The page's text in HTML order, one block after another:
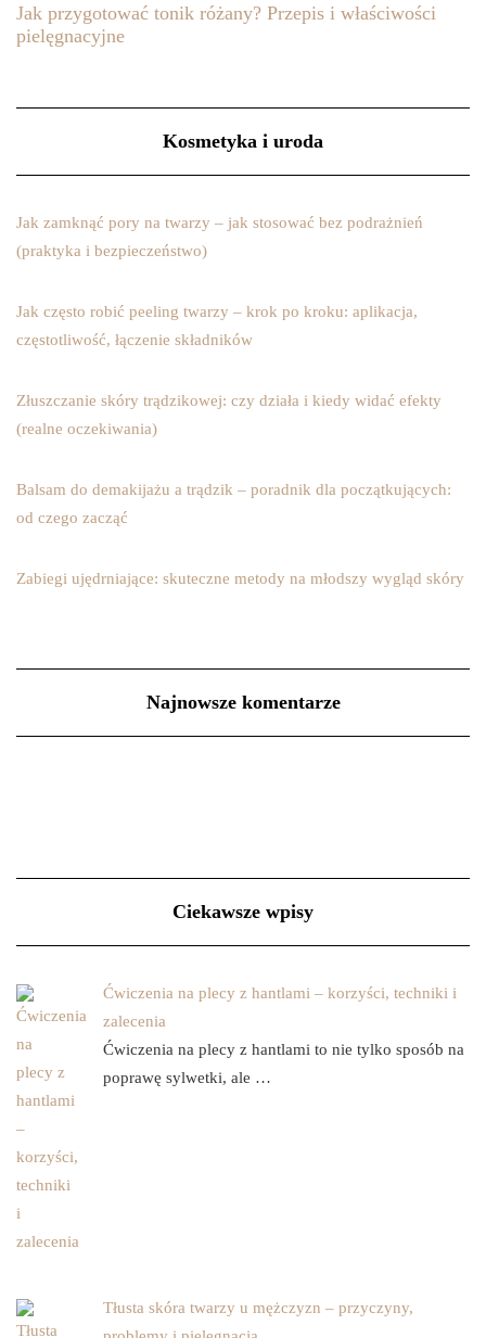
Jak przygotować tonik różany? Przepis i właściwości
pielęgnacyjne
Kosmetyka i uroda
Jak zamknąć pory na twarzy – jak stosować bez podrażnień
(praktyka i bezpieczeństwo)
Jak często robić peeling twarzy – krok po kroku: aplikacja,
częstotliwość, łączenie składników
Złuszczanie skóry trądzikowej: czy działa i kiedy widać efekty
(realne oczekiwania)
Balsam do demakijażu a trądzik – poradnik dla początkujących:
od czego zacząć
Zabiegi ujędrniające: skuteczne metody na młodszy wygląd skóry
Najnowsze komentarze
Ciekawsze wpisy
Ćwiczenia na plecy z hantlami – korzyści, techniki i
zalecenia
Ćwiczenia na plecy z hantlami to nie tylko sposób na
poprawę sylwetki, ale …
Tłusta skóra twarzy u mężczyzn – przyczyny,